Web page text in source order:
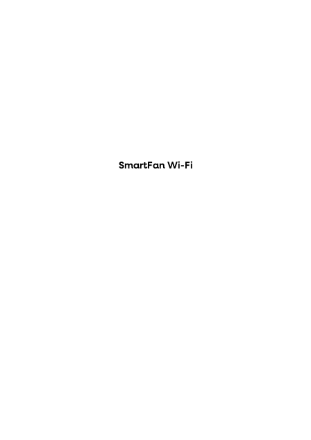
SmartFan Wi-Fi